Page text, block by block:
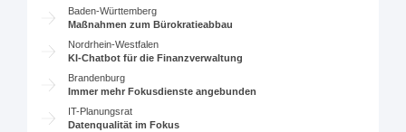
Baden-Württemberg
Maßnahmen zum Bürokratieabbau
Nordrhein-Westfalen
KI-Chatbot für die Finanzverwaltung
Brandenburg
Immer mehr Fokusdienste angebunden
IT-Planungsrat
Datenqualität im Fokus